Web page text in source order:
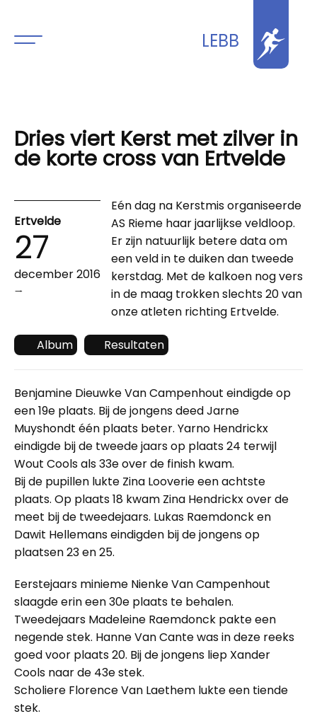
LEBB
Dries viert Kerst met zilver in
de korte cross van Ertvelde
Ertvelde
27
december 2016
→
Eén dag na Kerstmis organiseerde
AS Rieme haar jaarlijkse veldloop.
Er zijn natuurlijk betere data om
een veld in te duiken dan tweede
kerstdag. Met de kalkoen nog vers
in de maag trokken slechts 20 van
onze atleten richting Ertvelde.
Album Resultaten
Benjamine Dieuwke Van Campenhout eindigde op
een 19e plaats. Bij de jongens deed Jarne
Muyshondt één plaats beter. Yarno Hendrickx
eindigde bij de tweede jaars op plaats 24 terwijl
Wout Cools als 33e over de finish kwam.
Bij de pupillen lukte Zina Looverie een achtste
plaats. Op plaats 18 kwam Zina Hendrickx over de
meet bij de tweedejaars. Lukas Raemdonck en
Dawit Hellemans eindigden bij de jongens op
plaatsen 23 en 25.
Eerstejaars minieme Nienke Van Campenhout
slaagde erin een 30e plaats te behalen.
Tweedejaars Madeleine Raemdonck pakte een
negende stek. Hanne Van Cante was in deze reeks
goed voor plaats 20. Bij de jongens liep Xander
Cools naar de 43e stek.
Scholiere Florence Van Laethem lukte een tiende
stek.